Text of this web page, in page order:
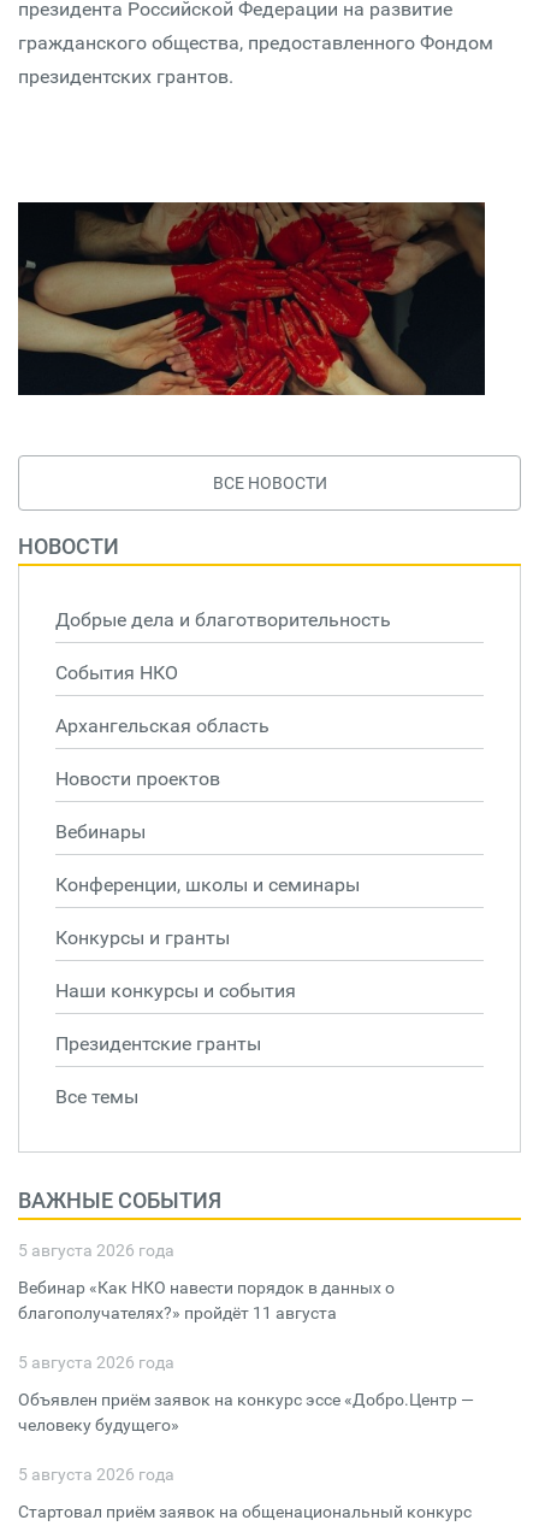
президента Российской Федерации на развитие
гражданского общества, предоставленного Фондом
президентских грантов.
ВСЕ НОВОСТИ
НОВОСТИ
Добрые дела и благотворительность
События НКО
Архангельская область
Новости проектов
Вебинары
Конференции, школы и семинары
Конкурсы и гранты
Наши конкурсы и события
Президентские гранты
Все темы
ВАЖНЫЕ СОБЫТИЯ
5 августа 2026 года
Вебинар «Как НКО навести порядок в данных о
благополучателях?» пройдёт 11 августа
5 августа 2026 года
Объявлен приём заявок на конкурс эссе «Добро.Центр —
человеку будущего»
5 августа 2026 года
Стартовал приём заявок на общенациональный конкурс